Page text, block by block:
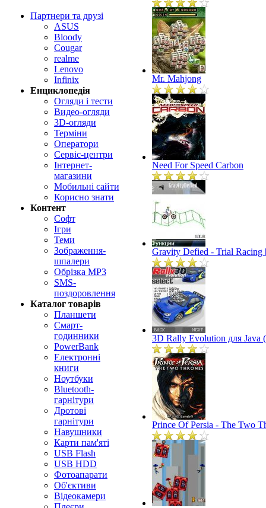
Партнери та друзі
ASUS
Bloody
Cougar
realme
Lenovo
Infinix
Енциклопедія
Огляди і тести
Видео-огляди
3D-огляди
Терміни
Оператори
Сервіс-центри
Інтернет-
магазини
Мобильні сайти
Корисно знати
Контент
Софт
Ігри
Теми
Зображення-
шпалери
Обрізка MP3
SMS-
поздоровлення
Каталог товарів
Планшети
Смарт-
годинники
PowerBank
Електронні
книги
Ноутбуки
Bluetooth-
гарнітури
Дротові
гарнітури
Навушники
Карти пам'яті
USB Flash
USB HDD
Фотоапарати
Об'єктиви
Відеокамери
Mr. Mahjong
Need For Speed Carbon
Gravity Defied - Trial
3D Rally Evolution для Java
Prince Of Persia - The Two